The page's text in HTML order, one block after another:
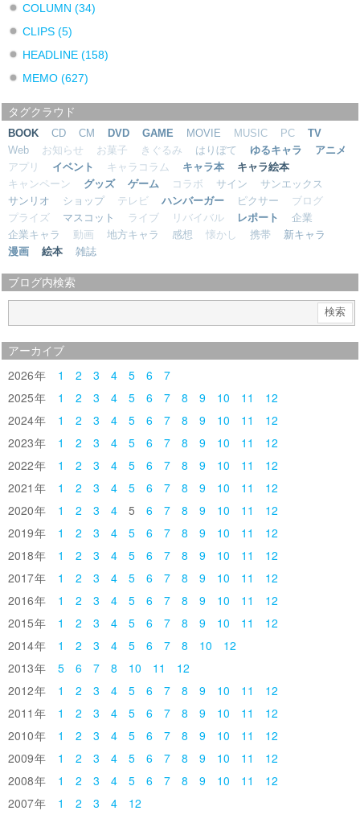
COLUMN(34)
CLIPS(5)
HEADLINE(158)
MEMO(627)
タグクラウド
BOOK CD CM DVD GAME MOVIE MUSIC PC
TV
Web
お知らせ お菓子 きぐるみ はりぼて ゆるキャラ
アニメ
アプリ
イベント キャラコラム キャラ本
キャラ絵本
キャンペーン
グッズ ゲーム コラボ サイン
サンエックス
サンリオ
ショップ テレビ ハンバーガー ピクサー
ブログ
プライズ
マスコット ライブ リバイバル レポート
企業
企業キャラ
動画 地方キャラ 感想 懐かし 携帯
新キャラ
漫画
絵本 雑誌
ブログ内検索
アーカイブ
2026 1 2 3 4 5 6
7
2025
1 2 3 4 5 6 7 8 9 10 11
12
2024
1 2 3 4 5 6 7 8 9 10 11
12
2023
1 2 3 4 5 6 7 8 9 10 11
12
2022
1 2 3 4 5 6 7 8 9 10 11
12
2021
1 2 3 4 5 6 7 8 9 10 11
12
2020
1 2 3 4 5 6 7 8 9 10 11
12
2019
1 2 3 4 5 6 7 8 9 10 11
12
2018
1 2 3 4 5 6 7 8 9 10 11
12
2017
1 2 3 4 5 6 7 8 9 10 11
12
2016
1 2 3 4 5 6 7 8 9 10 11
12
2015
1 2 3 4 5 6 7 8 9 10 11
12
2014
1 2 3 4 5 6 7 8 10
12
2013
5 6 7 8 10 11
12
2012
1 2 3 4 5 6 7 8 9 10 11
12
2011
1 2 3 4 5 6 7 8 9 10 11
12
2010
1 2 3 4 5 6 7 8 9 10 11
12
2009
1 2 3 4 5 6 7 8 9 10 11
12
2008
1 2 3 4 5 6 7 8 9 10 11
12
2007
1 2 3 4 12